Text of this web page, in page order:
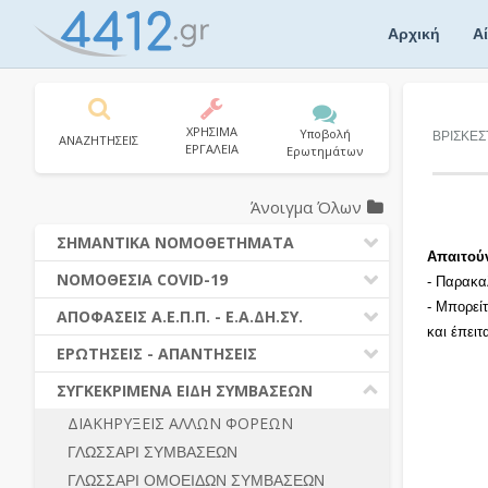
Αρχική
-
-
και
ΑΝΑΖΗΤΗΣΕΙΣ
ΧΡΗΣΙΜΑ
ΕΡΓΑΛΕΙΑ
Υποβολή
Ερωτημάτων
Άνοιγμα Όλων
ΣΗΜΑΝΤΙΚΑ ΝΟΜΟΘΕΤΗΜΑΤΑ
ΔΗΜΟΣΙΕΣ ΣΥΜΒΑΣΕΙΣ (Ν. 4412/2016)
ΔΗΜΟΤΙΚΟΣ ΚΩΔΙΚΑΣ (Ν.3463/2006)
ΚΑΛΛΙΚΡΑΤΗΣ (Ν.3852/2010)
ΝΟΜΟΘΕΣΙΑ - ΝΟΜΟΛΟΓΙΑ (ΣΥΝΟΛΟ)
ΝΟΜΟΘΕΣΙΑ COVID-19
ΝΟΜΟΘΕΣΙΑ - ΝΟΜΟΛΟΓΙΑ COVID -19
ΕΡΩΤΗΣΕΙΣ - ΑΠΑΝΤΗΣΕΙΣ
ΑΠΟΦΑΣΕΙΣ Α.Ε.Π.Π. - Ε.Α.ΔΗ.ΣΥ.
ΠΡΟΔΙΚΑΣΤΙΚΗ ΠΡΟΣΦΥΓΗ
ΓΕΝΙΚΟΙ ΚΑΝΟΝΕΣ
ΔΙΚΑΙΟΥΜΕΝΟΙ ΣΥΜΜΕΤΟΧΗΣ
ΠΡΟΣΦΟΡΕΣ – ΔΙΚΑΙΟΛΟΓΗΤΙΚΑ
ΣΥΜΜΕΤΟΧΗΣ
ΕΡΩΤΗΣΕΙΣ - ΑΠΑΝΤΗΣΕΙΣ
Ν. 4782/2021 - ΤΡΟΠΟΠΟΙΗΣΗ
4412/2016
ΔΙΕΞΑΓΩΓΗ ΔΙΑΔΙΚΑΣΙΑΣ
ΔΙΑΔΙΚΑΣΙΕΣ ΑΝΑΘΕΣΗΣ
ΣΥΓΚΕΚΡΙΜΕΝΑ ΕΙΔΗ ΣΥΜΒΑΣΕΩΝ
ΔΙΑΚΗΡΥΞΕΙΣ ΑΛΛΩΝ ΦΟΡΕΩΝ
ΓΛΩΣΣΑΡΙ ΣΥΜΒΑΣΕΩΝ
ΓΛΩΣΣΑΡΙ ΟΜΟΕΙΔΩΝ ΣΥΜΒΑΣΕΩΝ